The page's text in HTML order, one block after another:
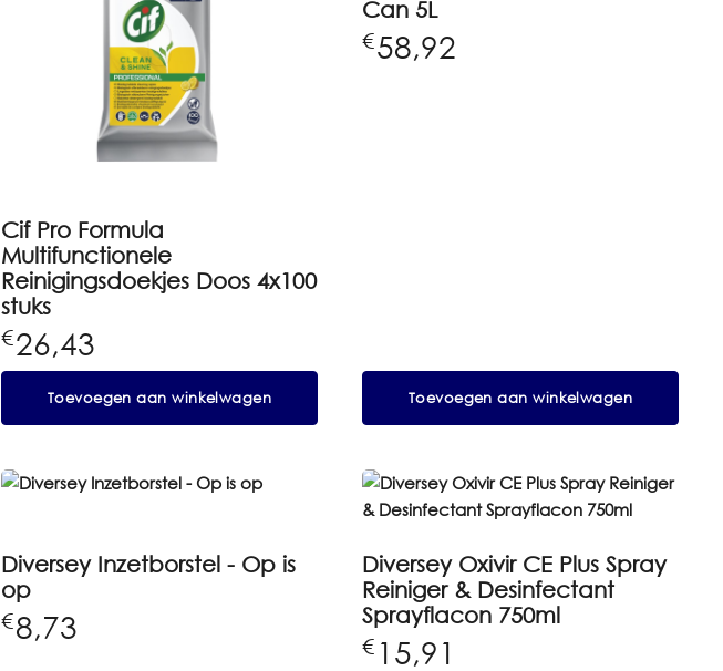
Cif Pro Formula
Multifunctionele
Reinigingsdoekjes Doos 4x100
stuks
€26,43
Toevoegen aan winkelwagen
Can 5L
€58,92
Toevoegen aan winkelwagen
Diversey Inzetborstel - Op is
op
€8,73
Diversey Oxivir CE Plus Spray
Reiniger & Desinfectant
Sprayflacon 750ml
€ 15,91